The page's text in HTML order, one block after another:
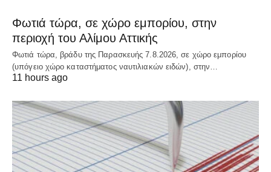
Φωτιά τώρα, σε χώρο εμπορίου, στην
περιοχή του Αλίμου Αττικής
Φωτιά τώρα, βράδυ της Παρασκευής 7.8.2026, σε χώρο εμπορίου
(υπόγειο χώρο καταστήματος ναυτιλιακών ειδών), στην…
11 hours ago